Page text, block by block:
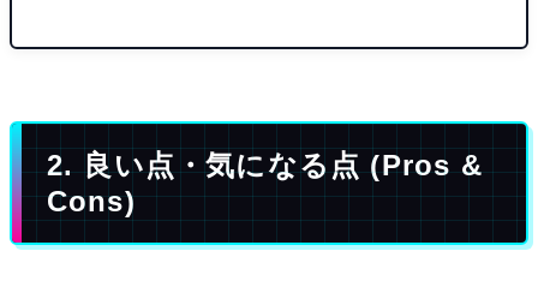
2. 良い点・気になる点 (Pros &
Cons)